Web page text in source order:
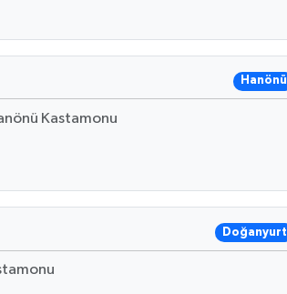
Hanönü
Kastamonu
Doğanyurt